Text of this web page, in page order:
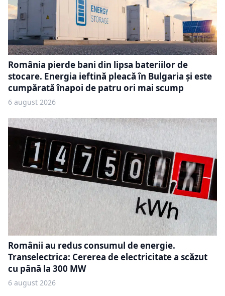
România pierde bani din lipsa bateriilor de
stocare. Energia ieftină pleacă în Bulgaria și este
cumpărată înapoi de patru ori mai scump
6 august 2026
Românii au redus consumul de energie.
Transelectrica: Cererea de electricitate a scăzut
cu până la 300 MW
6 august 2026